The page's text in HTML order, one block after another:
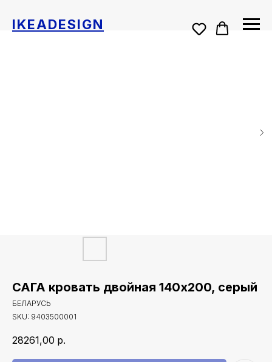
IKEADESIGN
САГА кровать двойная 140х200, серый
БЕЛАРУСЬ
SKU: 9403500001
28261,00 р.